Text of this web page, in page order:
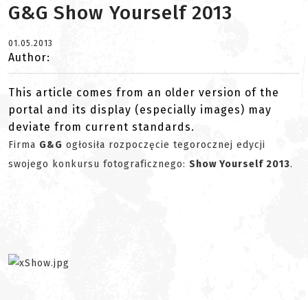
G&G Show Yourself 2013
01.05.2013
Author:
This article comes from an older version of the
portal and its display (especially images) may
deviate from current standards.
Firma G&G ogłosiła rozpoczęcie tegorocznej edycji
swojego konkursu fotograficznego: Show Yourself 2013.